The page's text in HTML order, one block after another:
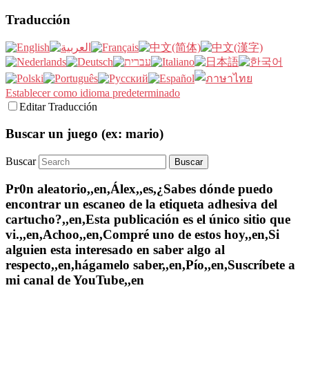
Traducción
Establecer como idioma predeterminado
Editar Traducción
Buscar un juego (ex: mario)
Buscar
Pr0n aleatorio,,en,Álex,,es,¿Sabes dónde puedo
encontrar un escaneo de la etiqueta adhesiva del
cartucho?,,en,Esta publicación es el único sitio que
vi.,,en,Achoo,,en,Compré uno de estos hoy,,en,Si
alguien esta interesado en saber algo al
respecto,,en,hágamelo saber,,en,Pío,,en,Suscríbete a
mi canal de YouTube,,en